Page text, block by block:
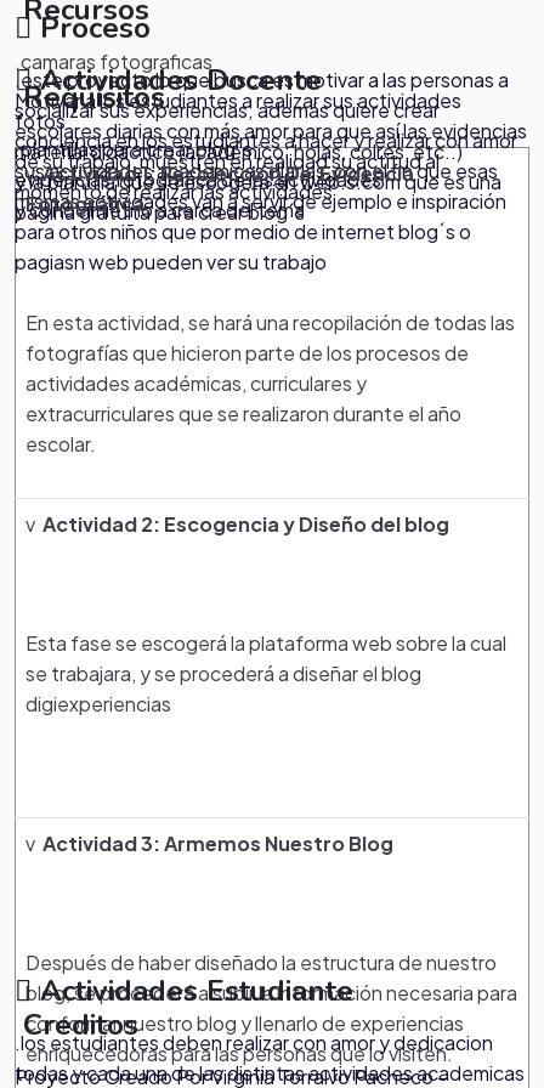
Motivar a los estudiantes a realizar sus actividades
escolares diarias con más amor para que así las evidencias
de su trabajo, muestren en realidad su actitud al
momento de realizar las actividades
Recursos
.camaras fotograficas
fotos
material didactico (academico: hojas, colres, etc..)
y la plantilla que se escogera en web.s.com que es una
pagina gratuita para crear blog´s
Requisitos
.plantillas para crear blog´s,
evidencias fotografica de las actividades
y conocimietno a cerca del tema
Proceso
.este proyecto lo que busca es motivar a las personas a
socializar sus experiencias; además quiere crear
conciencia en los estudiantes a hacer y realizar con amor
sus actividades academicas diarias, con el fin que esas
mismas actividades van a servir de ejemplo e inspiración
para otros niños que por medio de internet blog´s o
pagiasn web pueden ver su trabajo
Actividades Docente
.
vActividad 1: Recolección De Evidencia
Fotográfica
En esta actividad, se hará una recopilación de todas las
fotografías que hicieron parte de los procesos de
actividades académicas, curriculares y
extracurriculares que se realizaron durante el año
escolar.
v Actividad 2: Escogencia y Diseño del blog
Esta fase se escogerá la plataforma web sobre la cual
se trabajara, y se procederá a diseñar el blog
digiexperiencias
v Actividad 3:Armemos Nuestro Blog
Después de haber diseñado la estructura de nuestro
blog, se procederá a subir la información necesaria para
conformar nuestro blog y llenarlo de experiencias
enriquecedoras para las personas que lo visiten.
Actividades Estudiante
.los estudiantes deben realizar con amor y dedicacion
todas y cada una de las distintas actividades academicas
Creditos
Proyecto Creado Por Virginia Torralvo Pacheco -